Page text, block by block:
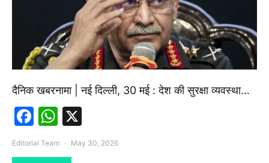
दैनिक खबरनामा | नई दिल्ली, 30 मई : देश की सुरक्षा व्यवस्था…
Facebook
WhatsApp
Editorial Team May 30, 2026